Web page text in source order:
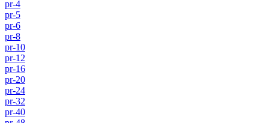
pr-4
pr-5
pr-6
pr-8
pr-10
pr-12
pr-16
pr-20
pr-24
pr-32
pr-40